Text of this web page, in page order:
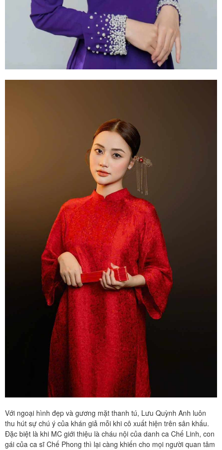
Với ngoại hình đẹp và gương mặt thanh tú, Lưu Quỳnh Anh luôn
thu hút sự chú ý của khán giả mỗi khi cô xuất hiện trên sân khấu.
Đặc biệt là khi MC giới thiệu là cháu nội của danh ca Chế Linh, con
gái của ca sĩ Chế Phong thì lại càng khiến cho mọi người quan tâm